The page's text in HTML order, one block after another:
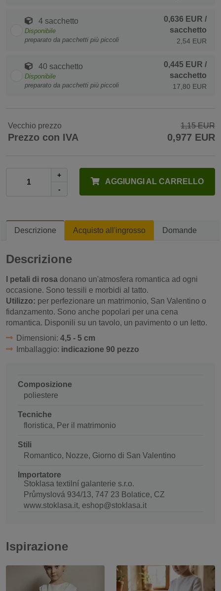
4 sacchetto
Disponibile
preparato da pacchetti più piccoli
0,636 EUR /
sacchetto
2,54 EUR
40 sacchetto
Disponibile
preparato da pacchetti più piccoli
0,445 EUR /
sacchetto
17,80 EUR
Vecchio prezzo 1,15 EUR
Prezzo con IVA 0,977 EUR
+
-
AGGIUNGI AL CARRELLO
Descrizione Acquisto all'ingrosso Domande
Descrizione
I petali di rosa donano un'atmosfera romantica ad ogni
occasione. Sono tessili e morbidi al tatto.
Utilizzo: per perfezionare un matrimonio, San Valentino o
fidanzamento. Sono anche popolari per una cena
romantica. Disponili su un tavolo, un pavimento o un letto.
Dimensioni: 4,5 - 5 cm
Imballaggio: indicazione 90 pezzo
Composizione
poliestere
Tecniche
floristica, Per il matrimonio
Stili
Romantico, Nozze, Giorno di San Valentino
Importatore
Stoklasa textilní galanterie s.r.o.
Průmyslová 934/13, 747 23 Bolatice, CZ
www.stoklasa.it, eshop@stoklasa.it
Ispirazione